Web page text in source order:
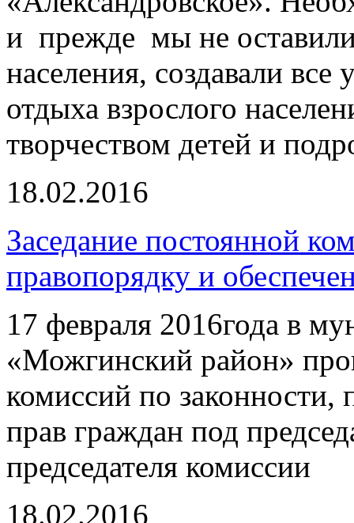
и прежде мы не оставили
населения, создавали все
отдыха взрослого
творчеством детей и
18.02.2016
Заседание постоянной
правопорядку и
17 февраля 2016года в
«Можгинский район»
комиссий по законности,
прав граждан под
председателя комиссии
18.02.2016